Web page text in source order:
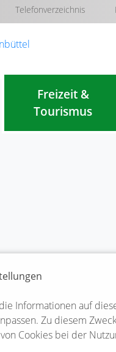
Telefonverzeichnis
Freizeit &
Tourismus
Informationen auf
Zu diesem
Cookies bei der